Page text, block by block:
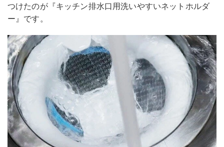
つけたのが『キッチン排水口用洗いやすいネットホルダ
ー』です。